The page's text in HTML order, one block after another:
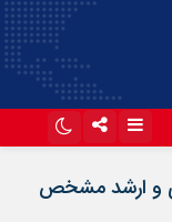
و ارشد مشخص